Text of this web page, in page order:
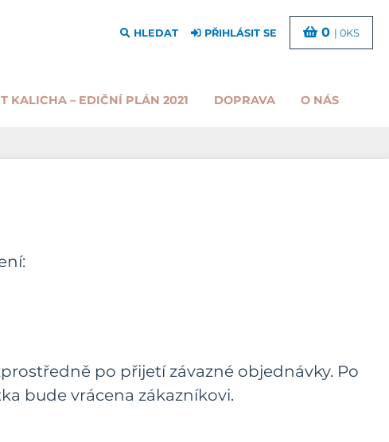
KALICHA – EDIČNÍ PLÁN 2021 DOPRAVA O NÁS
HLEDAT PŘIHLÁSIT SE 0 | 0KS
po přijetí závazné objednávky. Po
bude vrácena zákazníkovi.